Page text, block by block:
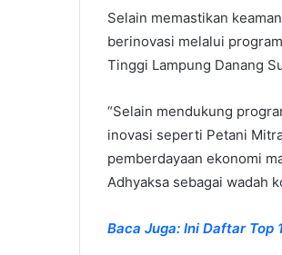
Selain memastikan
berinovasi melalui
Tinggi Lampung Danang
“Selain mendukung
inovasi seperti Petani
pemberdayaan ekonomi
Adhyaksa sebagai wadah
Baca Juga: Ini Daftar Top